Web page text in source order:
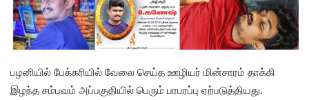
பழனியில் பேக்கரியில் வேலை செய்த ஊழியர் மின்சாரம் தாக்கி
இழந்த சம்பவம் அப்பகுதியில் பெரும் பரபரப்பு ஏற்படுத்தியது.